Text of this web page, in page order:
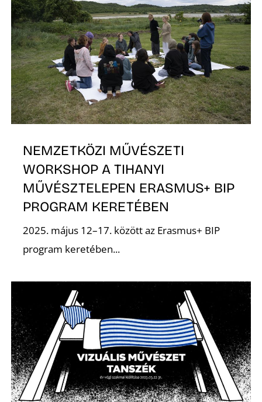
NEMZETKÖZI MŰVÉSZETI
WORKSHOP A TIHANYI
MŰVÉSZTELEPEN ERASMUS+ BIP
PROGRAM KERETÉBEN
2025. május 12–17. között az Erasmus+ BIP
program keretében...